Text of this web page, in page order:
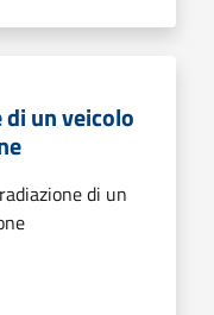
un veicolo
di un